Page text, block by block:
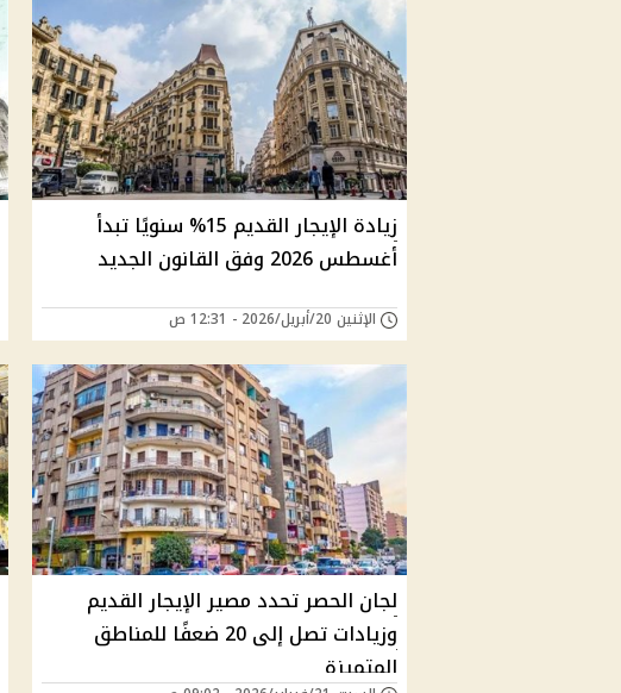
زيادة الإيجار القديم 15% سنويًا تبدأ
أغسطس 2026 وفق القانون الجديد
الإثنين 20/أبريل/2026 - 12:31 ص
لجان الحصر تحدد مصير الإيجار القديم
وزيادات تصل إلى 20 ضعفًا للمناطق
المتميزة